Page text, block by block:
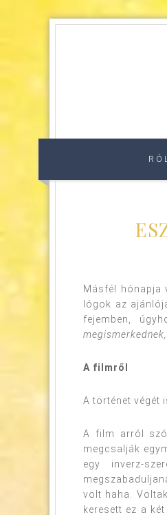
Másfél hónapja
lógok az
fejemben,
A filmről
A történet végét
A film arról
megcsalják
egy inverz-
volt haha.
keresett ez a